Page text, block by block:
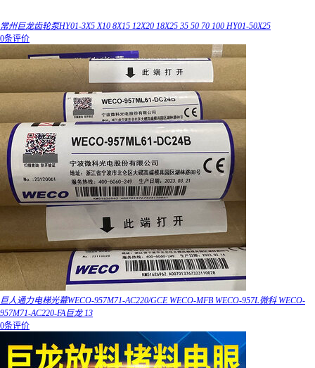
常州巨龙齿轮泵HY01-3X5 X10 8X15 12X20 18X25 35 50 70 100 HY01-50X25
0条评价
巨人通力电梯光幕WECO-957M71-AC220/GCE WECO-MFB WECO-957L微科 WECO-
957M71-AC220-FA巨龙 13
0条评价